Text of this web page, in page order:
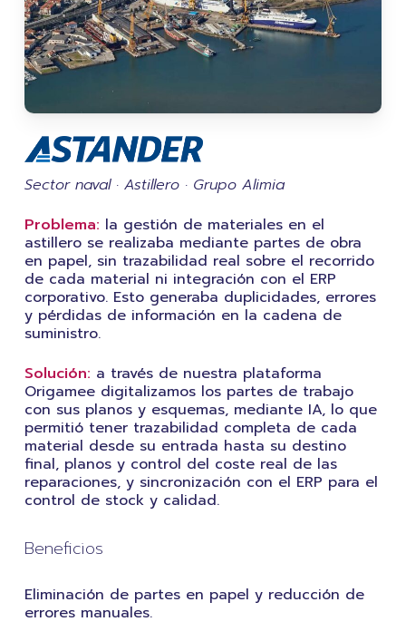
Sector naval · Astillero · Grupo Alimia
Problema: la gestión de materiales en el
astillero se realizaba mediante partes de obra
en papel, sin trazabilidad real sobre el recorrido
de cada material ni integración con el ERP
corporativo. Esto generaba duplicidades, errores
y pérdidas de información en la cadena de
suministro.
Solución: a través de nuestra plataforma
Origamee digitalizamos los partes de trabajo
con sus planos y esquemas, mediante IA, lo que
permitió tener trazabilidad completa de cada
material desde su entrada hasta su destino
final, planos y control del coste real de las
reparaciones, y sincronización con el ERP para el
control de stock y calidad.
Beneficios
Eliminación de partes en papel y reducción de
errores manuales.